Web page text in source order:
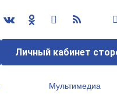
Личный кабинет
Мультимедиа